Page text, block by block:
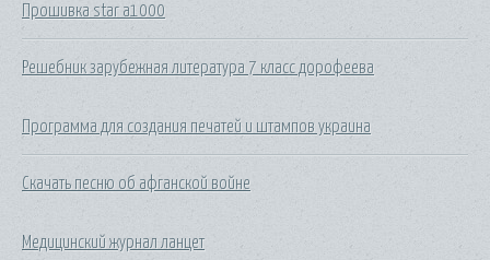
Прошивка star a1000
Решебник зарубежная литература 7 класс дорофеева
Программа для создания печатей и штампов украина
Скачать песню об афганской войне
Медицинский журнал ланцет